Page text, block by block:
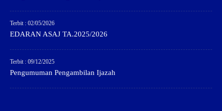
Terbit : 02/05/2026
EDARAN ASAJ TA.2025/2026
Terbit : 09/12/2025
Pengumuman Pengambilan Ijazah